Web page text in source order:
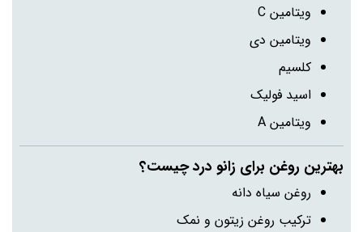
ویتامین C
ویتامین دی
کلسیم
اسید فولیک
ویتامین A
بهترین روغن برای زانو درد چیست؟
روغن سیاه دانه
ترکیب روغن زیتون و نمک